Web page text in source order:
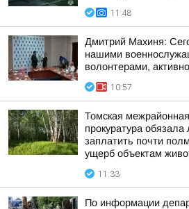
11:48
Дмитрий Махиня:
нашими
волонтерами,
10:57
Томская
прокуратура
заплатить почти
ущерб объектам
11:33
По информации